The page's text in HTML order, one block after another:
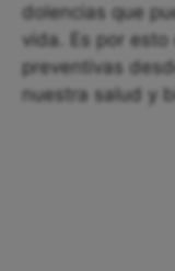
dolencias que
vida. Es por
preventivas
nuestra salud y